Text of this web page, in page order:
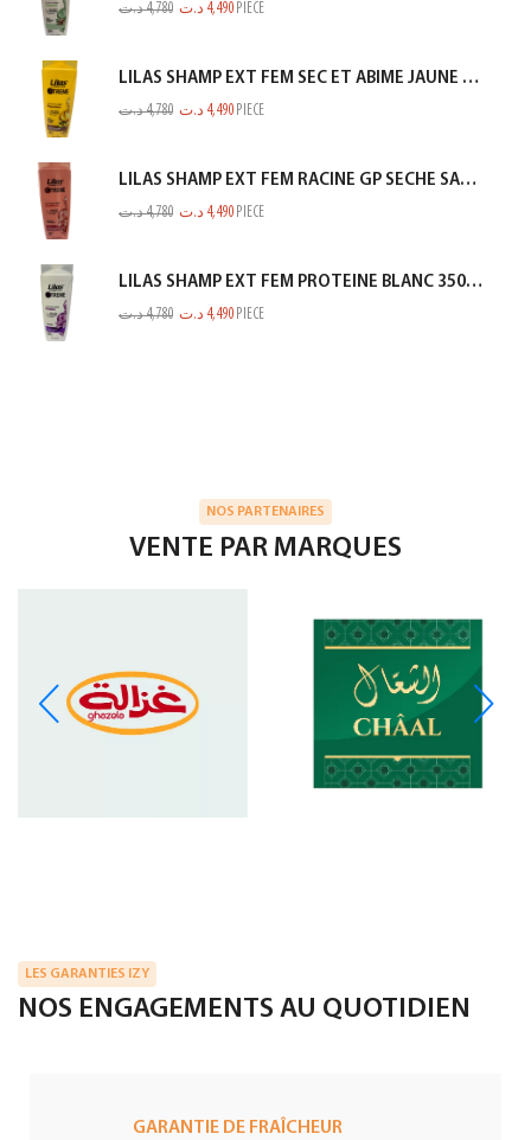
4,780د.ت 4,490 د.ت PIECE
LILAS SHAMP EXT FEM SEC ET ABIME JAUNE 350ML
4,780د.ت 4,490 د.ت PIECE
LILAS SHAMP EXT FEM RACINE GP SECHE SAUMON 350ML
4,780د.ت 4,490 د.ت PIECE
LILAS SHAMP EXT FEM PROTEINE BLANC 350ML
4,780د.ت 4,490 د.ت PIECE
NOS PARTENAIRES
VENTE PAR MARQUES
LES GARANTIES IZY
NOS ENGAGEMENTS AU QUOTIDIEN
GARANTIE DE FRAÎCHEUR